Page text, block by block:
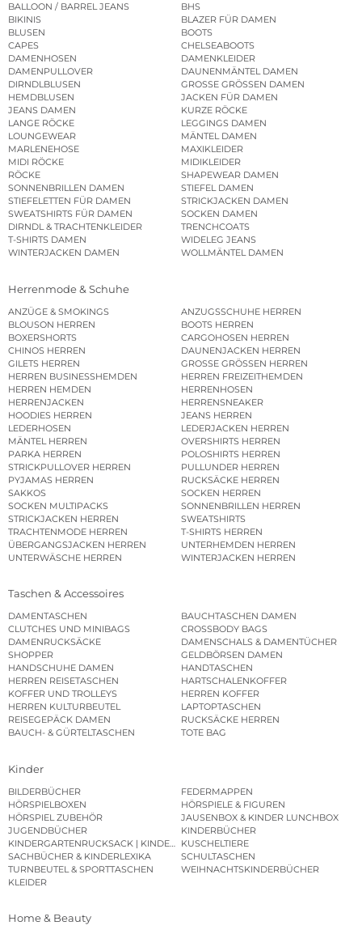
BALLOON / BARREL JEANS
BHS
BIKINIS
BLAZER FÜR DAMEN
BLUSEN
BOOTS
CAPES
CHELSEABOOTS
DAMENHOSEN
DAMENKLEIDER
DAMENPULLOVER
DAUNENMÄNTEL DAMEN
DIRNDLBLUSEN
GROSSE GRÖSSEN DAMEN
HEMDBLUSEN
JACKEN FÜR DAMEN
JEANS DAMEN
KURZE RÖCKE
LANGE RÖCKE
LEGGINGS DAMEN
LOUNGEWEAR
MÄNTEL DAMEN
MARLENEHOSE
MAXIKLEIDER
MIDI RÖCKE
MIDIKLEIDER
RÖCKE
SHAPEWEAR DAMEN
SONNENBRILLEN DAMEN
STIEFEL DAMEN
STIEFELETTEN FÜR DAMEN
STRICKJACKEN DAMEN
SWEATSHIRTS FÜR DAMEN
SOCKEN DAMEN
DIRNDL & TRACHTENKLEIDER
TRENCHCOATS
T-SHIRTS DAMEN
WIDELEG JEANS
WINTERJACKEN DAMEN
WOLLMÄNTEL DAMEN
Herrenmode & Schuhe
ANZÜGE & SMOKINGS
ANZUGSSCHUHE HERREN
BLOUSON HERREN
BOOTS HERREN
BOXERSHORTS
CARGOHOSEN HERREN
CHINOS HERREN
DAUNENJACKEN HERREN
GILETS HERREN
GROSSE GRÖSSEN HERREN
HERREN BUSINESSHEMDEN
HERREN FREIZEITHEMDEN
HERREN HEMDEN
HERRENHOSEN
HERRENJACKEN
HERRENSNEAKER
HOODIES HERREN
JEANS HERREN
LEDERHOSEN
LEDERJACKEN HERREN
MÄNTEL HERREN
OVERSHIRTS HERREN
PARKA HERREN
POLOSHIRTS HERREN
STRICKPULLOVER HERREN
PULLUNDER HERREN
PYJAMAS HERREN
RUCKSÄCKE HERREN
SAKKOS
SOCKEN HERREN
SOCKEN MULTIPACKS
SONNENBRILLEN HERREN
STRICKJACKEN HERREN
SWEATSHIRTS
TRACHTENMODE HERREN
T-SHIRTS HERREN
ÜBERGANGSJACKEN HERREN
UNTERHEMDEN HERREN
UNTERWÄSCHE HERREN
WINTERJACKEN HERREN
Taschen & Accessoires
DAMENTASCHEN
BAUCHTASCHEN DAMEN
CLUTCHES UND MINIBAGS
CROSSBODY BAGS
DAMENRUCKSÄCKE
DAMENSCHALS & DAMENTÜCHER
SHOPPER
GELDBÖRSEN DAMEN
HANDSCHUHE DAMEN
HANDTASCHEN
HERREN REISETASCHEN
HARTSCHALENKOFFER
KOFFER UND TROLLEYS
HERREN KOFFER
HERREN KULTURBEUTEL
LAPTOPTASCHEN
REISEGEPÄCK DAMEN
RUCKSÄCKE HERREN
BAUCH- & GÜRTELTASCHEN
TOTE BAG
Kinder
BILDERBÜCHER
FEDERMAPPEN
HÖRSPIELBOXEN
HÖRSPIELE & FIGUREN
HÖRSPIEL ZUBEHÖR
JAUSENBOX & KINDER LUNCHBOX
JUGENDBÜCHER
KINDERBÜCHER
KINDERGARTENRUCKSACK | KINDERGARTENBEUTEL
KUSCHELTIERE
SACHBÜCHER & KINDERLEXIKA
SCHULTASCHEN
TURNBEUTEL & SPORTTASCHEN
WEIHNACHTSKINDERBÜCHER
KLEIDER
Home & Beauty